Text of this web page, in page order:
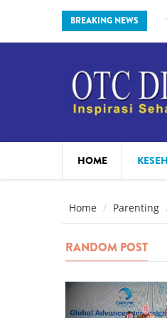
Skip to main content
BREAKING NEWS
HOME
Home Parenting
RANDOM POST